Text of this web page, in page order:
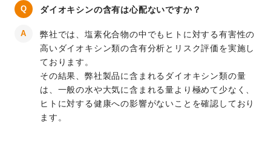
ダイオキシンの含有は心配ないですか？
弊社では、塩素化合物の中でもヒトに対する有害性の
高いダイオキシン類の含有分析とリスク評価を実施し
ております。
その結果、弊社製品に含まれるダイオキシン類の量
は、一般の水や大気に含まれる量より極めて少なく、
ヒトに対する健康への影響がないことを確認しており
ます。